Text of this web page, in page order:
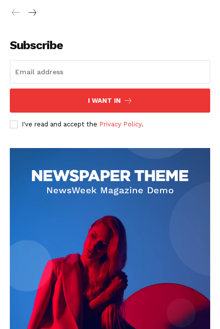
Subscribe
I WANT IN
I've read and accept the Privacy Policy.